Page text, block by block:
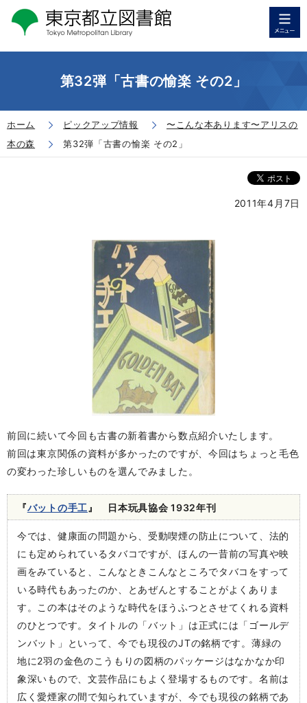
第32弾「古書の愉楽 その2」
ホーム ピックアップ情報
〜こんな本あります〜アリスの
本の森
第32弾「古書の愉楽 その2」
2011年4月7日
前回に続いて今回も古書の新着書から数点紹介いたします。
前回は東京関係の資料が多かったのですが、今回はちょっと毛色
の変わった珍しいものを選んでみました。
『バットの手工 』 日本玩具協会 1932年刊
今では、健康面の問題から、受動喫煙の防止について、法的
にも定められているタバコですが、ほんの一昔前の写真や映
画をみていると、こんなときこんなところでタバコをすって
いる時代もあったのか、とあぜんとすることがよくありま
す。この本はそのような時代をほうふつとさせてくれる資料
のひとつです。タイトルの「バット」は正式には「ゴールデ
ンバット」といって、今でも現役のJTの銘柄です。薄緑の
地に2羽の金色のこうもりの図柄のパッケージはなかなか印
象深いもので、文芸作品にもよく登場するものです。名前は
広く愛煙家の間で知られていますが、今でも現役の銘柄であ